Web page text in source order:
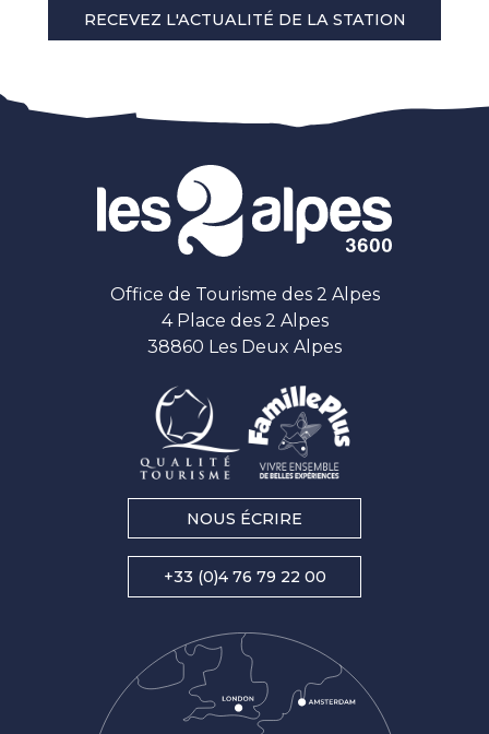
RECEVEZ L'ACTUALITÉ DE LA STATION
Office de Tourisme des 2 Alpes
4 Place des 2 Alpes
38860 Les Deux Alpes
NOUS ÉCRIRE
+33 (0)4 76 79 22 00